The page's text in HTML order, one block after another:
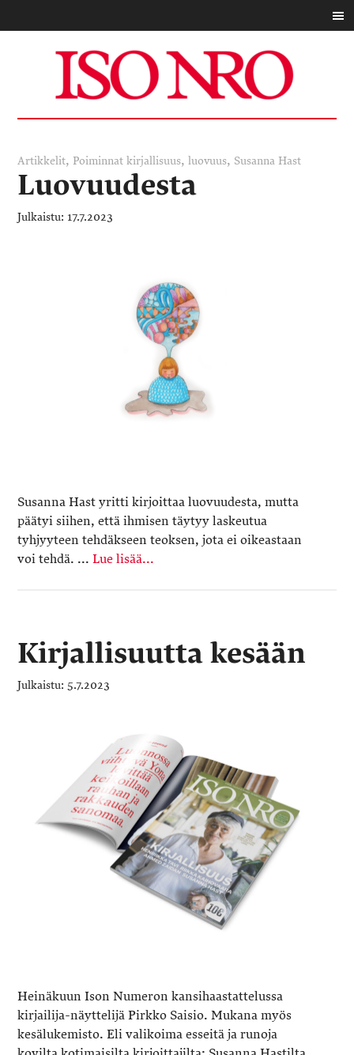
Artikkelit, Poiminnat kirjallisuus,luovuus, Susanna Hast
Luovuudesta
17.7.2023
Susanna Hast yritti kirjoittaa luovuudesta, mutta
päätyi siihen, että ihmisen täytyy laskeutua
tyhjyyteen tehdäkseen teoksen, jota ei oikeastaan
voi tehdä. ...Lue lisää...
Kirjallisuutta kesään
5.7.2023
Heinäkuun Ison Numeron kansihaastattelussa
kirjailija-näyttelijä Pirkko Saisio. Mukana myös
kesälukemisto. Eli valikoima esseitä ja runoja